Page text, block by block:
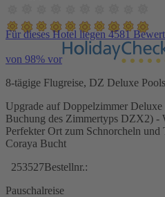
Für dieses Hotel liegen 4581
von 98% vor
8-tägige Flugreise, DZ Deluxe
Upgrade auf Doppelzimmer
Buchung des Zimmertyps DZX2) -
Perfekter Ort zum Schnorcheln und
Coraya Bucht
253527Bestellnr.:
Pauschalreise